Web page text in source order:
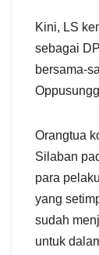
Kini, LS
sebagai
bersama-
Orangtua
Silaban
para
yang
sudah
untuk